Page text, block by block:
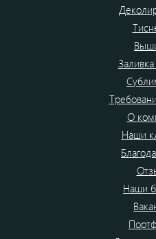
О
Наши
Наши